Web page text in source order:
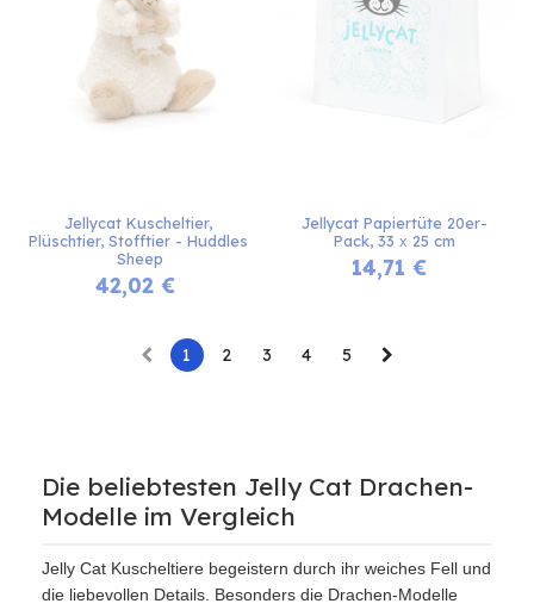
Jellycat Kuscheltier,
Plüschtier, Stofftier - Huddles
Sheep
42,02 €
Jellycat Papiertüte 20er-
Pack, 33 х 25 cm
14,71 €
1 2 3 4 5
Die beliebtesten Jelly Cat Drachen-
Modelle im Vergleich
Jelly Cat Kuscheltiere begeistern durch ihr weiches Fell und
die liebevollen Details. Besonders die Drachen-Modelle